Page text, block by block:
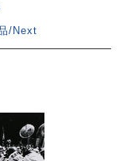
/Next